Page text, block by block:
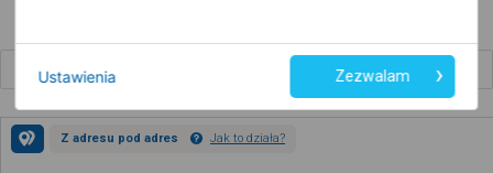
Z adresu pod adres Jak to działa?
Ustawienia Zezwalam